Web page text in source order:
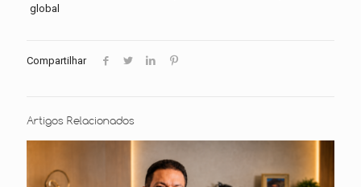
global
Compartilhar
Artigos Relacionados